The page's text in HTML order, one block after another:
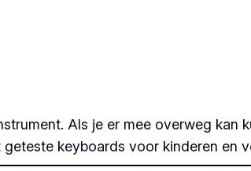
Als je er mee overweg kan
keyboards voor kinderen en